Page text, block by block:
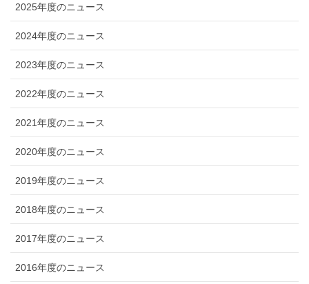
2025年度のニュース
2024年度のニュース
2023年度のニュース
2022年度のニュース
2021年度のニュース
2020年度のニュース
2019年度のニュース
2018年度のニュース
2017年度のニュース
2016年度のニュース